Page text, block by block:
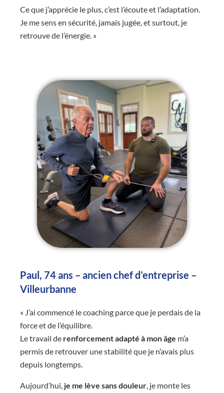
Ce que j’apprécie le plus, c’est l’écoute et l’adaptation.
Je me sens en sécurité, jamais jugée, et surtout, je
retrouve de l’énergie. »
Paul, 74 ans – ancien chef d’entreprise –
Villeurbanne
« J’ai commencé le coaching parce que je perdais de la
force et de l’équilibre.
Le travail de renforcement adapté à mon âge m’a
permis de retrouver une stabilité que je n’avais plus
depuis longtemps.
Aujourd’hui, je me lève sans douleur, je monte les